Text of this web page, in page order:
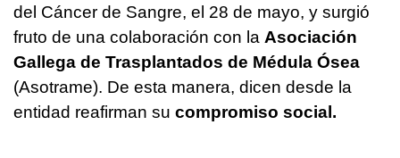
del Cáncer de Sangre, el 28 de mayo, y surgió
fruto de una colaboración con la Asociación
Gallega de Trasplantados de Médula Ósea
(Asotrame). De esta manera, dicen desde la
entidad reafirman su compromiso social.